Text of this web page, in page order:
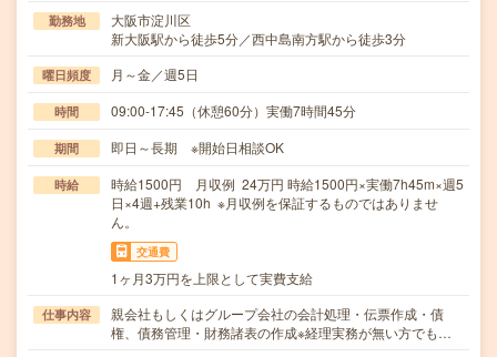
勤務地
大阪市淀川区
新大阪駅から徒歩5分／西中島南方駅から徒歩3分
曜日頻度 月～金／週5日
時間 09:00-17:45（休憩60分）実働7時間45分
期間 即日～長期 ※開始日相談OK
時給
時給1500円 月収例 24万円 時給1500円×実働7h45m×週5
日×4週+残業10h ※月収例を保証するものではありませ
ん。
交通費
1ヶ月3万円を上限として実費支給
仕事内容
親会社もしくはグループ会社の会計処理・伝票作成・債
権、債務管理・財務諸表の作成※経理実務が無い方でも…